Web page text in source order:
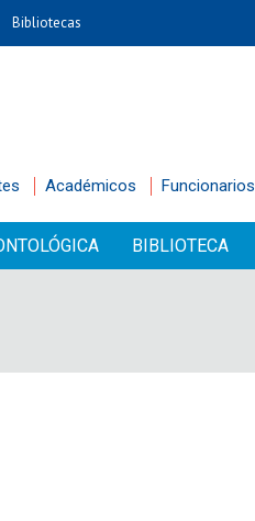
Bibliotecas
Académicos Funcionarios
BIBLIOTECA